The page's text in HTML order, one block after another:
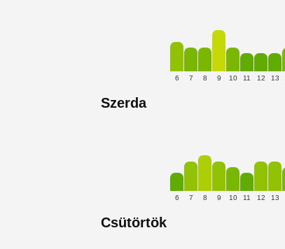
6 7 8 9 10 11 12 13
Szerda
6 7 8 9 10 11 12 13
Csütörtök